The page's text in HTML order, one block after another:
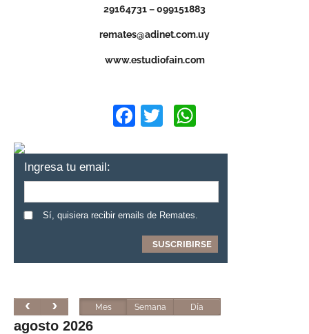
29164731 – 099151883
remates@adinet.com.uy
www.estudiofain.com
Facebook
Twitter
Ingresa tu email:
Sí, quisiera recibir emails de Remates.
Mes Semana Día
agosto 2026